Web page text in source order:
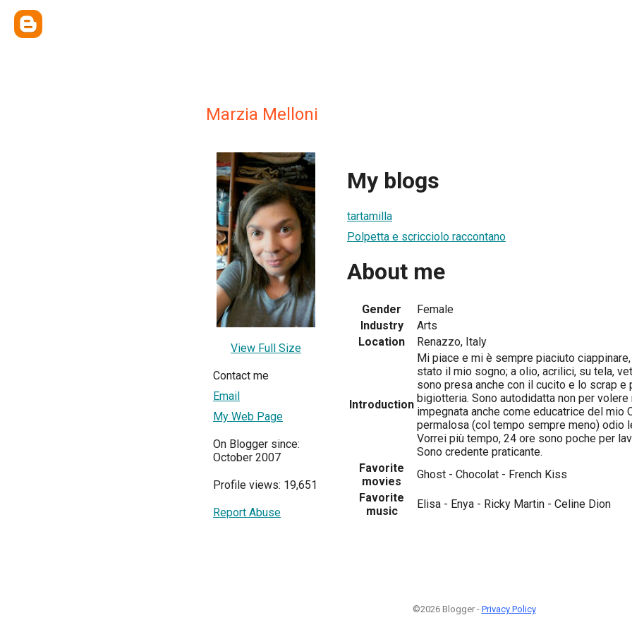
Marzia Melloni
View Full Size
Contact me
Email
My Web Page
On Blogger since:
October 2007
Profile views: 19,651
Report Abuse
My blogs
tartamilla
Polpetta e scricciolo raccontano
About me
Gender
Female
Industry
Arts
Location
Renazzo, Italy
Introduction
Mi piace e mi è sempre piaciuto
stato il mio sogno; a olio, acrilici, su tela,
sono presa anche con il cucito e lo scrap e
bigiotteria. Sono autodidatta non per
impegnata anche come educatrice del mio
permalosa (col tempo sempre meno) odio
Vorrei più tempo, 24 ore sono poche per
Sono credente praticante.
Favorite
movies
Ghost - Chocolat - French Kiss
Favorite
music
Elisa - Enya - Ricky Martin - Celine Dion
©2026 Blogger - Privacy Policy